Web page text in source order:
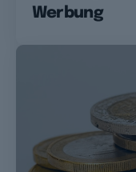
Werbung